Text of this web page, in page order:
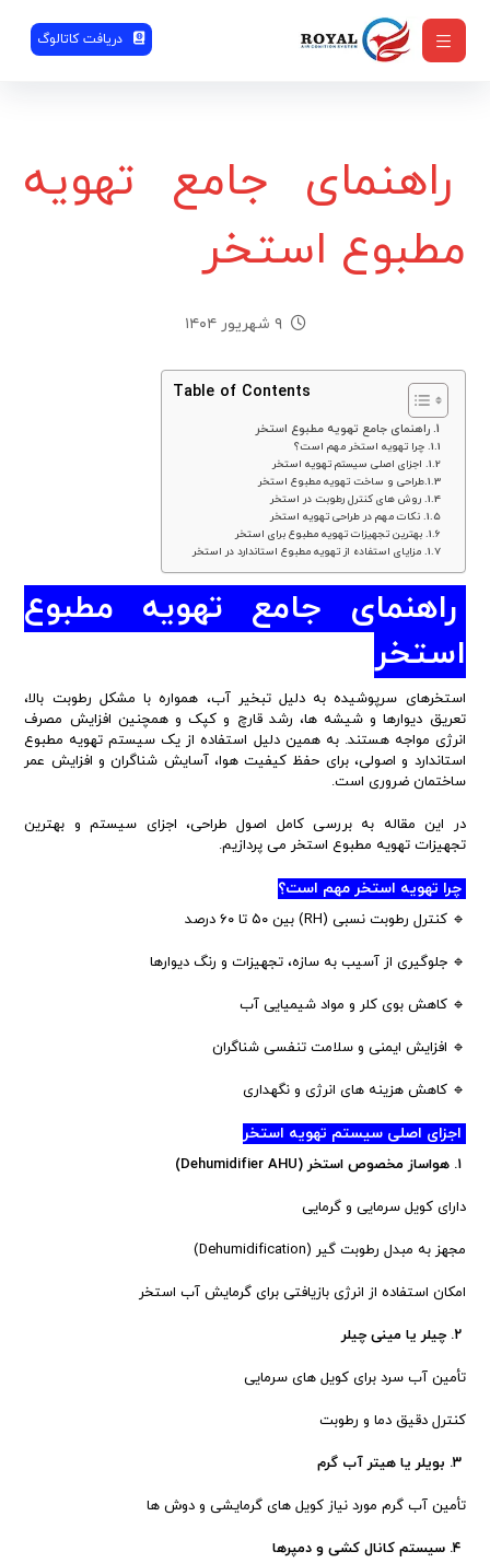
دریافت کاتالوگ
راهنمای جامع تهویه
مطبوع استخر
۹ شهریور ۱۴۰۴
Table of Contents
راهنمای جامع تهویه مطبوع استخر
چرا تهویه استخر مهم است؟
اجزای اصلی سیستم تهویه استخر
طراحی و ساخت تهویه مطبوع استخر
روش های کنترل رطوبت در استخر
نکات مهم در طراحی تهویه استخر
بهترین تجهیزات تهویه مطبوع برای استخر
مزایای استفاده از تهویه مطبوع استاندارد در استخر
راهنمای جامع تهویه مطبوع
استخر
استخرهای سرپوشیده به دلیل تبخیر آب، همواره با مشکل رطوبت بالا،
تعریق دیوارها و شیشه ها، رشد قارچ و کپک و همچنین افزایش مصرف
انرژی مواجه هستند. به همین دلیل استفاده از یک سیستم تهویه مطبوع
استاندارد و اصولی، برای حفظ کیفیت هوا، آسایش شناگران و افزایش عمر
ساختمان ضروری است.
در این مقاله به بررسی کامل اصول طراحی، اجزای سیستم و بهترین
تجهیزات تهویه مطبوع استخر می پردازیم.
چرا تهویه استخر مهم است؟
🔹 کنترل رطوبت نسبی (RH) بین ۵۰ تا ۶۰ درصد
🔹 جلوگیری از آسیب به سازه، تجهیزات و رنگ دیوارها
🔹 کاهش بوی کلر و مواد شیمیایی آب
🔹 افزایش ایمنی و سلامت تنفسی شناگران
🔹 کاهش هزینه های انرژی و نگهداری
اجزای اصلی سیستم تهویه استخر
۱. هواساز مخصوص استخر (Dehumidifier AHU)
دارای کویل سرمایی و گرمایی
مجهز به مبدل رطوبت گیر (Dehumidification)
امکان استفاده از انرژی بازیافتی برای گرمایش آب استخر
۲. چیلر یا مینی چیلر
تأمین آب سرد برای کویل های سرمایی
کنترل دقیق دما و رطوبت
۳. بویلر یا هیتر آب گرم
تأمین آب گرم مورد نیاز کویل های گرمایشی و دوش ها